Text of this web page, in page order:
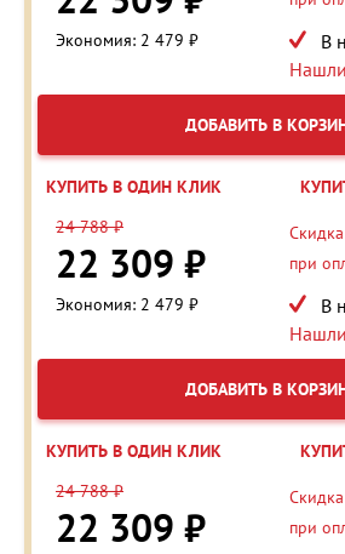
Экономия: 2 479 ₽
В
ДОБАВИТЬ В
КУПИТЬ В ОДИН КЛИК
24 788 ₽
22 309 ₽
Экономия: 2 479 ₽
Скидка
при
В
ДОБАВИТЬ В
КУПИТЬ В ОДИН КЛИК
24 788 ₽
22 309 ₽
Скидка
при